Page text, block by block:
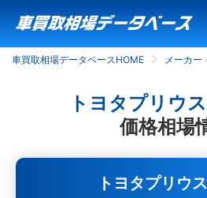
車買取相場データベースHOME メーカー
トヨタプリウ
価格相場
トヨタプリウ